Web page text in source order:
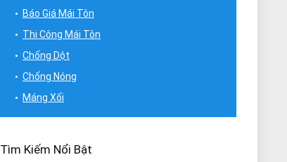
Báo Giá Mái Tôn
Thi Công Mái Tôn
Chống Dột
Chống Nóng
Máng Xối
Tìm Kiếm Nổi Bật